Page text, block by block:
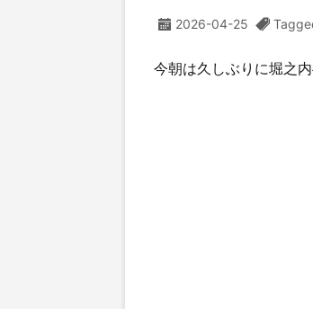
2026-04-25
今朝は久しぶりに堀之